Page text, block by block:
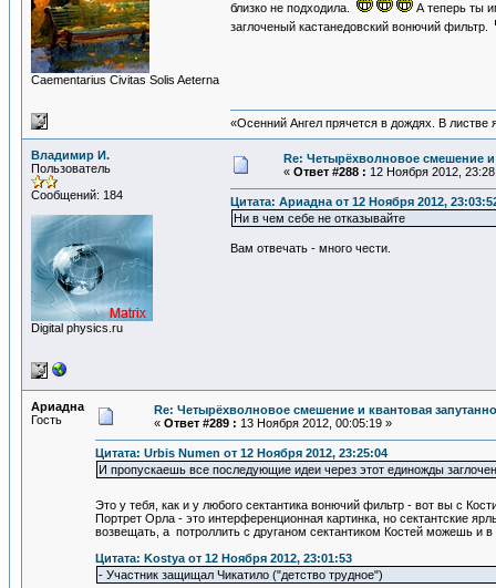
Сaementarius Civitas Solis Aeterna
близко не подходила.
А теперь ты
заглоченый кастанедовский вонючий фильтр.
«Осенний Ангел прячется в дождях. В листве
Владимир И.
Пользователь
Сообщений: 184
Digital physics.ru
Re: Четырёхволновое смешение и
« Ответ #288 : 12 Ноября 2012,
Цитата: Ариадна от 12 Ноября 2012,
Ни в чем себе не отказывайте
Вам отвечать - много чести.
Ариадна
Гость
Re: Четырёхволновое смешение и квантовая
« Ответ #289 : 13 Ноября 2012, 00:05:19 »
Цитата: Urbis Numen от 12 Ноября 2012, 23:25:04
И пропускаешь все последующие идеи через этот единожды
Это у тебя, как и у любого сектантика вонючий фильтр - вот вы с
Портрет Орла - это интерференционная картинка, но сектантские
возвещать, а потроллить с друганом сектантиком Костей можешь и в
Цитата: Kostya от 12 Ноября 2012, 23:01:53
- Участник защищал Чикатило ("детство трудное")